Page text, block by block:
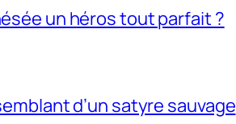
un héros tout parfait ?
d’un satyre sauvage